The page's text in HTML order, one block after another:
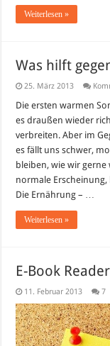
Weiterlesen »
Was hilft
25. März 2013
Die ersten warmen
es draußen wieder
verbreiten. Aber im
es fällt uns schwer,
bleiben, wie wir
normale
Die Ernährung – …
Weiterlesen »
E-Book
11. Februar 2013 7